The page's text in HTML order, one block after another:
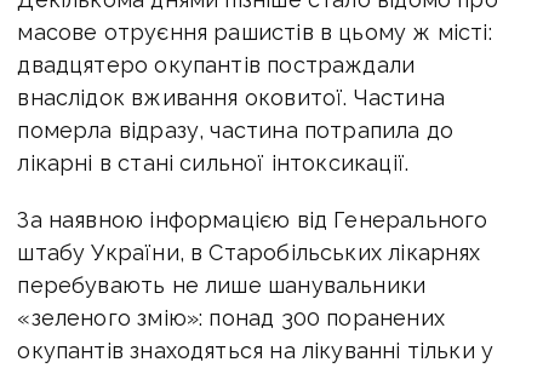
масове отруєння рашистів в цьому ж місті:
двадцятеро окупантів постраждали
внаслідок вживання оковитої. Частина
померла відразу, частина потрапила до
лікарні в стані сильної інтоксикації.
За наявною інформацією від Генерального
штабу України, в Старобільських лікарнях
перебувають не лише шанувальники
«зеленого змію»: понад 300 поранених
окупантів знаходяться на лікуванні тільки у